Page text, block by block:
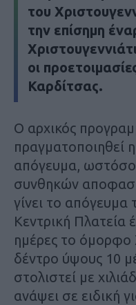
του
την επίσημη
οι
Καρδίτσας.
Ο αρχικός
απόγευμα, ωστόσο
συνθηκών
γίνει το απόγευμα
Κεντρική Πλατεία
ημέρες το όμορφο
δέντρο ύψους 10
στολιστεί με
ανάψει σε ειδική